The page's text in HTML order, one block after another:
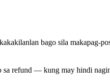
bago sila makapag-
refund — kung may hindi